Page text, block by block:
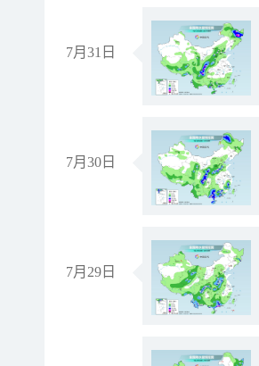
7月31日
7月30日
7月29日